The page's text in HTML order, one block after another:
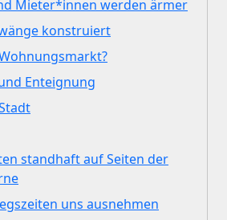
Mieter*innen werden ärmer
konstruiert
Enteignung
standhaft auf Seiten der
uns ausnehmen